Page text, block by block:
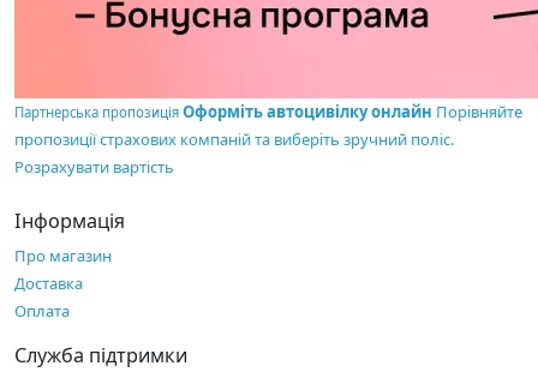
Партнерська пропозиція Оформіть автоцивілку онлайн Порівняйте
пропозиції страхових компаній та виберіть зручний поліс.
Розрахувати вартість
Інформація
Про магазин
Доставка
Оплата
Служба підтримки